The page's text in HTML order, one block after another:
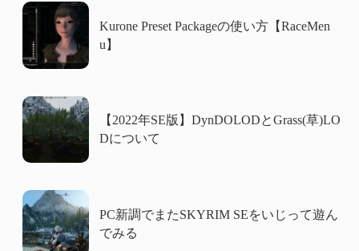
Kurone Preset Packageの使い方【RaceMen
u】
【2022年SE版】DynDOLODとGrass(草)LO
Dについて
PC新調でまたSKYRIM SEをいじって遊ん
でみる